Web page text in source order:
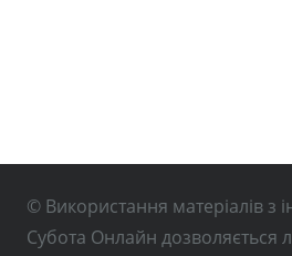
© Використання матеріалів з
Субота Онлайн дозволяється